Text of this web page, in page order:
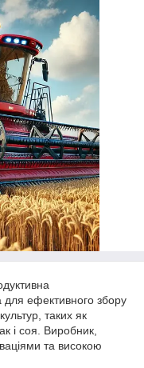
ефективного збору
таких як
і соя. Виробник,
та високою